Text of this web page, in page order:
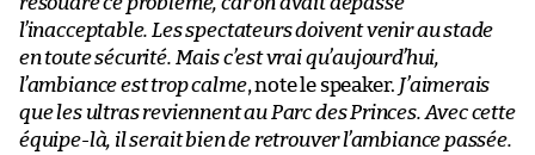
l’inacceptable. Les spectateurs doivent venir au stade
en toute sécurité. Mais c’est vrai qu’aujourd’hui,
l’ambiance est trop calme, note le speaker. J’aimerais
que les ultras reviennent au Parc des Princes. Avec cette
équipe-là, il serait bien de retrouver l’ambiance passée.